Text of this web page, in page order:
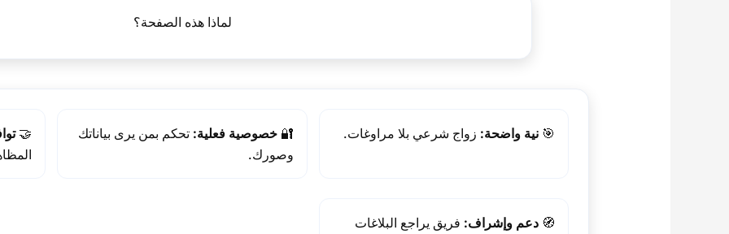
لماذا هذه الصفحة؟
🎯 نية واضحة: زواج شرعي بلا مراوغات. 🔐خصوصية فعلية: تحكم بمن يرى بياناتك
وصورك.
🤝
🧭 دعم وإشراف: فريق يراجع البلاغات